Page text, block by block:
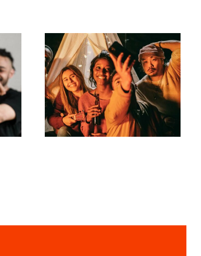
Como criar desafios
virais no TikTok que
engajem seu público?